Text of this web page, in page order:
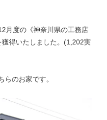
月度の《神奈川県の工務店
得いたしました。(1,202実
らのお家です。